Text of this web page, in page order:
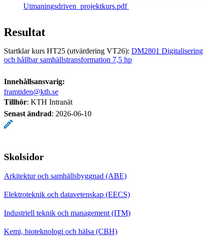
Utmaningsdriven_projektkurs.pdf
Resultat
Startklar kurs HT25 (utvärdering VT26): DM2801 Digitalisering
och hållbar samhällstransformation 7,5 hp
Innehållsansvarig:
framtiden@kth.se
Tillhör: KTH Intranät
Senast ändrad: 2026-06-10
Skolsidor
Arkitektur och samhällsbyggnad (ABE)
Elektroteknik och datavetenskap (EECS)
Industriell teknik och management (ITM)
Kemi, bioteknologi och hälsa (CBH)